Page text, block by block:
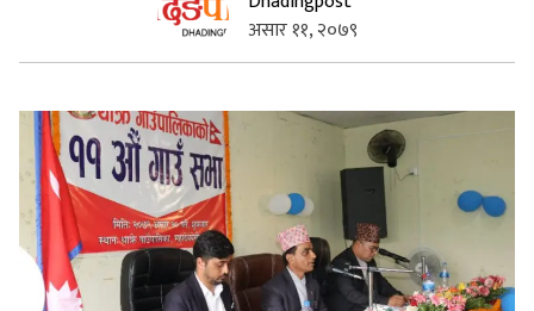
सुचनाहरु
स्वास्थ्य
भिडियो
असार ११, २०७९